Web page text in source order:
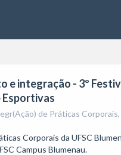
e integração - 3º
Esportivas
de Práticas
Corporais da UFSC
Campus Blumenau.